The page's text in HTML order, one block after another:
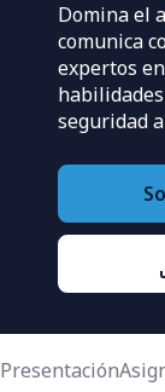
Domina el
comunica
expertos
seguridad
Presentación